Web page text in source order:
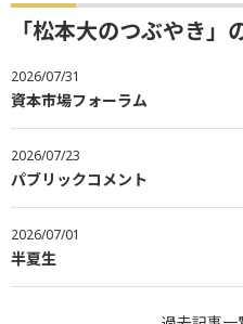
「松本大のつぶやき」
2026/07/31
資本市場フォーラム
2026/07/23
パブリックコメント
2026/07/01
半夏生